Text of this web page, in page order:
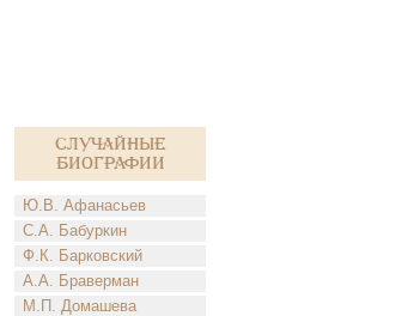
Случайные
биографии
Ю.В. Афанасьев
С.А. Бабуркин
Ф.К. Барковский
А.А. Браверман
М.П. Домашева